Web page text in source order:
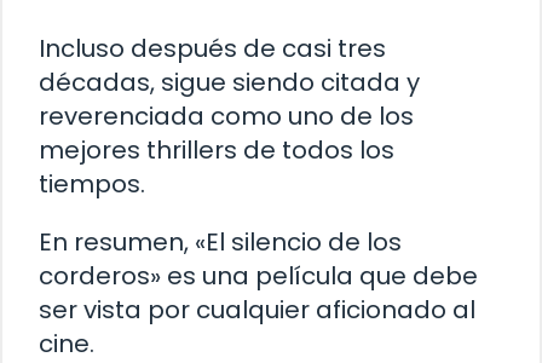
Incluso después de casi tres
décadas, sigue siendo citada y
reverenciada como uno de los
mejores thrillers de todos los
tiempos.
En resumen, «El silencio de los
corderos» es una película que debe
ser vista por cualquier aficionado al
cine.